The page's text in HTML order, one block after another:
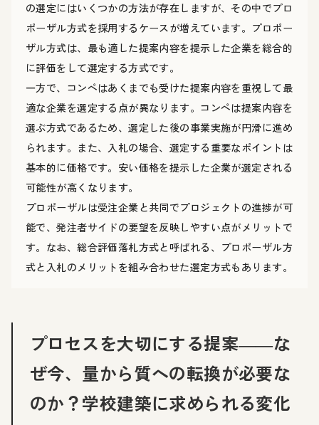
の選定にはいくつかの方法が存在しますが、その中でプロ
ポーザル方式を採用するケースが増えています。プロポー
ザル方式は、最も適した提案内容を提示した企業を総合的
に評価をして選定する方式です。
一方で、コンペはあくまでも受けた提案内容を重視して最
適な企業を選定する点が異なります。コンペは提案内容を
選ぶ方式であるため、選定した後の事業実施が円滑に進め
られます。また、入札の場合、選定する重要なポイントは
基本的に価格です。安い価格を提示した企業が選定される
可能性が高くなります。
プロポーザルは受注企業と共同でプロジェクトの進捗が可
能で、発注者サイドの要望を反映しやすい点がメリットで
す。なお、総合評価落札方式と呼ばれる、プロポーザル方
式と入札のメリットを組み合わせた選定方式もあります。
プロセスを大切にする提案――な
ぜ今、量から質への転換が必要な
のか？学校建築に求められる変化